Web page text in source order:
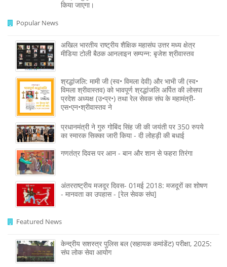
किया जाएगा।
Popular News
अखिल भारतीय राष्ट्रीय शैक्षिक महासंघ उत्तर मध्य क्षेत्र
मीडिया टोली बैठक आनलाइन सम्पन्न: बृजेश श्रीवास्तव
श्रद्धांजलि: मामी जी (स्व• विमला देवी) और भाभी जी (स्व•
विमला श्रीवास्तव) को भावपूर्ण श्रद्धांजलि अर्पित की लोसपा
प्रदेश अध्यक्ष (उ•प्र•) तथा रेल सेवक संघ के महामंत्री-
एस•एन•श्रीवास्तव ने
प्रधानमंत्री ने गुरु गोबिंद सिंह जी की जयंती पर 350 रुपये
का स्मारक सिक्का जारी किया - दी लोहड़ी की बधाई
गणतंत्र दिवस पर आन - बान और शान से फहरा तिरंगा
अंतरराष्ट्रीय मजदूर दिवस- 01मई 2018: मजदूरों का शोषण
- मानवता का उपहास - [रेल सेवक संघ]
Featured News
केन्द्रीय सशस्‍त्र पुलिस बल (सहायक कमांडेंट) परीक्षा, 2025:
संघ लोक सेवा आयोग